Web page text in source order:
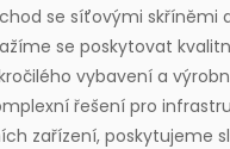
se síťovými skříněmi
se poskytovat
vybavení a
řešení pro
zařízení, poskytujeme